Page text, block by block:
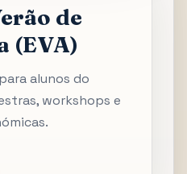
de
(EVA)
alunos do
workshops e